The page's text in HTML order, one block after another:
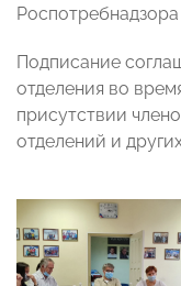
Подписание
отделения во
присутствии
отделений и